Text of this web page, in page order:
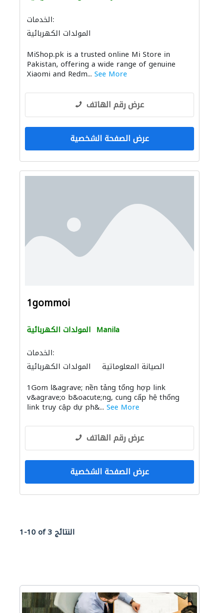
الخدمات:
المولدات الكهربائية
MiShop.pk is a trusted online Mi Store in
Pakistan, offering a wide range of genuine
Xiaomi and Redm... See More
عرض رقم الهاتف
عرض الصفحة الشخصية
1gommoi
المولدات الكهربائية Manila
الخدمات:
المولدات الكهربائية
الصيانة المعلوماتية
1Gom l&agrave; nền tảng tổng hợp link
v&agrave;o b&oacute;ng, cung cấp hệ thống
link truy cập dự ph&... See More
عرض رقم الهاتف
عرض الصفحة الشخصية
1-10 of 3 النتائج